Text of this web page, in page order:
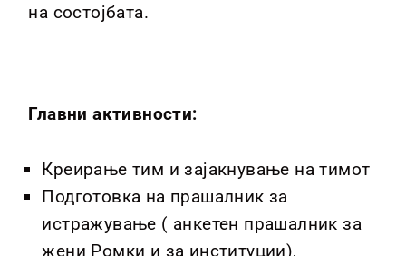
на состојбата.
Главни активности:
Креирање тим и зајакнување на тимот
Подготовка на прашалник за
истражување ( анкетен прашалник за
жени Ромки и за институции),